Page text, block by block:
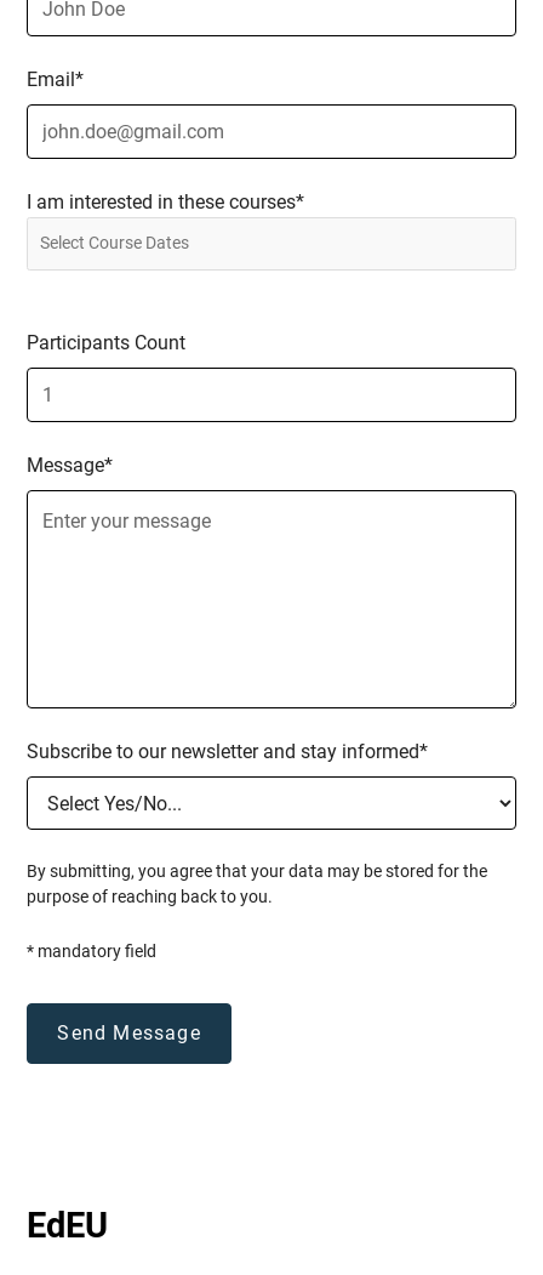
Email*
I am interested in these courses*
Participants Count
Message*
Subscribe to our newsletter and stay informed*
By submitting, you agree that your data may be stored for the
purpose of reaching back to you.
* mandatory field
EdEU